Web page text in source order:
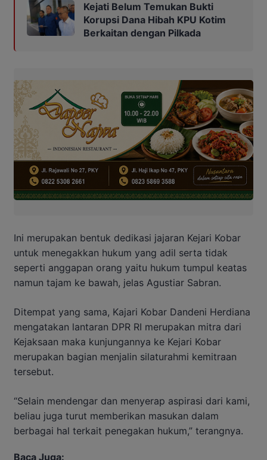
Kejati Belum Temukan Bukti
Korupsi Dana Hibah KPU Kotim
Berkaitan dengan Pilkada
Ini merupakan bentuk dedikasi jajaran Kejari Kobar
untuk menegakkan hukum yang adil serta tidak
seperti anggapan orang yaitu hukum tumpul keatas
namun tajam ke bawah, jelas Agustiar Sabran.
Ditempat yang sama, Kajari Kobar Dandeni Herdiana
mengatakan lantaran DPR RI merupakan mitra dari
Kejaksaan maka kunjungannya ke Kejari Kobar
merupakan bagian menjalin silaturahmi kemitraan
tersebut.
“Selain mendengar dan menyerap aspirasi dari kami,
beliau juga turut memberikan masukan dalam
berbagai hal terkait penegakan hukum,” terangnya.
Baca Juga: